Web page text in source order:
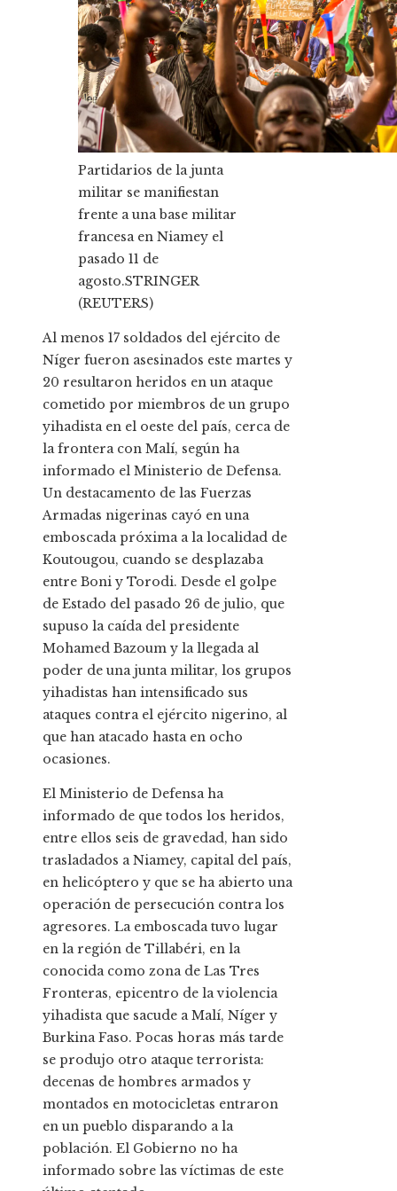
Partidarios de la junta
militar se manifiestan
frente a una base militar
francesa en Niamey el
pasado 11 de
agosto.STRINGER
(REUTERS)
Al menos 17 soldados del ejército de
Níger fueron asesinados este martes y
20 resultaron heridos en un ataque
cometido por miembros de un grupo
yihadista en el oeste del país, cerca de
la frontera con Malí, según ha
informado el Ministerio de Defensa.
Un destacamento de las Fuerzas
Armadas nigerinas cayó en una
emboscada próxima a la localidad de
Koutougou, cuando se desplazaba
entre Boni y Torodi. Desde el golpe
de Estado del pasado 26 de julio, que
supuso la caída del presidente
Mohamed Bazoum y la llegada al
poder de una junta militar, los grupos
yihadistas han intensificado sus
ataques contra el ejército nigerino, al
que han atacado hasta en ocho
ocasiones.
El Ministerio de Defensa ha
informado de que todos los heridos,
entre ellos seis de gravedad, han sido
trasladados a Niamey, capital del país,
en helicóptero y que se ha abierto una
operación de persecución contra los
agresores. La emboscada tuvo lugar
en la región de Tillabéri, en la
conocida como zona de Las Tres
Fronteras, epicentro de la violencia
yihadista que sacude a Malí, Níger y
Burkina Faso. Pocas horas más tarde
se produjo otro ataque terrorista:
decenas de hombres armados y
montados en motocicletas entraron
en un pueblo disparando a la
población. El Gobierno no ha
informado sobre las víctimas de este